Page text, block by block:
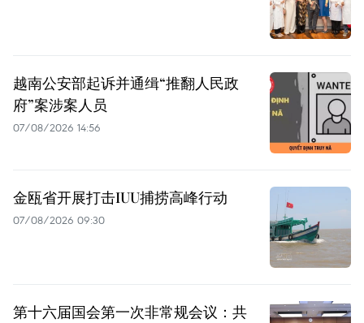
越南公安部起诉并通缉“推翻人民政
府”案涉案人员
07/08/2026 14:56
金瓯省开展打击IUU捕捞高峰行动
07/08/2026 09:30
第十六届国会第一次非常规会议：共